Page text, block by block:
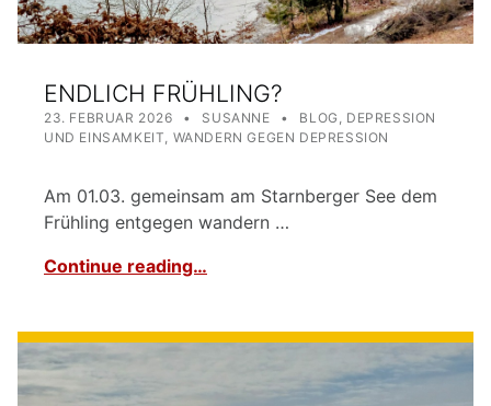
ENDLICH FRÜHLING?
POSTED ON:
23. FEBRUAR 2026
WRITTEN BY:
SUSANNE CATEGORIZED IN:
BLOG , DEPRESSION
UND EINSAMKEIT, WANDERN GEGEN DEPRESSION
Am 01.03. gemeinsam am Starnberger See dem
Frühling entgegen wandern …
Continue reading…